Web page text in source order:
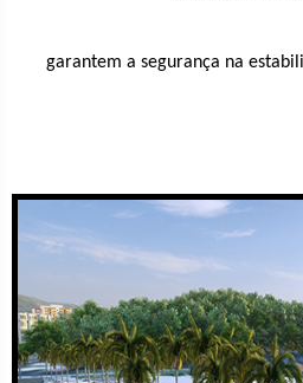
garantem a segurança na